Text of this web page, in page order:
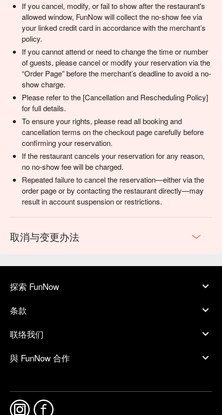
If you cancel, modify, or fail to show after the restaurant's
allowed window, FunNow will collect the no-show fee via
your linked credit card in accordance with the merchant’s
policy.
If you cannot attend or need to change the time or number
of guests, please cancel or modify your reservation via the
“Order Page” before the merchant’s deadline to avoid a no-
show charge.
Please refer to the [Cancellation and Rescheduling Policy]
for full details.
To ensure your rights, please read all booking and
cancellation terms on the checkout page carefully before
confirming your reservation.
If the restaurant cancels your reservation for any reason,
no no-show fee will be charged.
Repeated failure to cancel the reservation—either via the
order page or by contacting the restaurant directly—may
result in account suspension or restrictions.
取消与变更办法
探索 FunNow
条款
联络我们
與 FunNow 合作